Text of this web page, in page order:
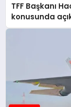
TFF Başkanı
konusunda